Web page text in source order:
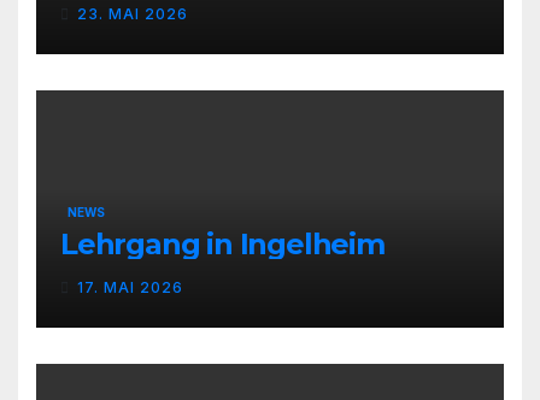
23. MAI 2026
NEWS
Lehrgang in Ingelheim
17. MAI 2026